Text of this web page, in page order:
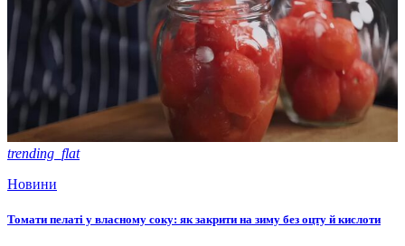
trending_flat
Новини
Томати пелаті у власному соку: як закрити на зиму без оцту й кислоти